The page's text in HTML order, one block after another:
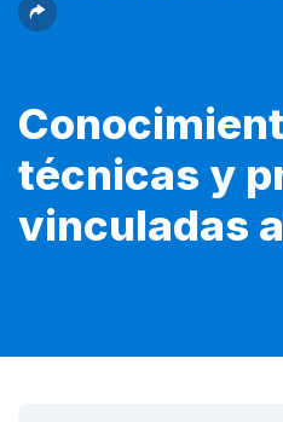
técnicas y
vinculadas